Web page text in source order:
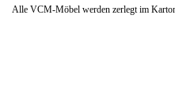
Alle VCM-Möbel werden zerlegt im